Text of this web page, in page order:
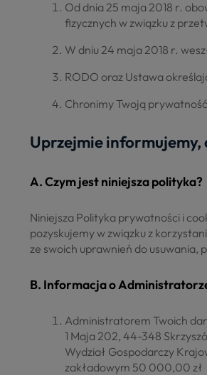
Od dnia 25 maja 2018 r.
fizycznych w związku z
W dniu 24 maja 2018 r.
RODO oraz Ustawa
Chronimy Twoją
Uprzejmie informujemy,
A. Czym jest niniejsza polityka?
Niniejsza Polityka prywatności i
pozyskujemy w związku z
ze swoich uprawnień do usuwania,
B. Informacja o
Administratorem Twoich
1 Maja 202, 44-348
Wydział Gospodarczy
zakładowym 50 000,00 zł